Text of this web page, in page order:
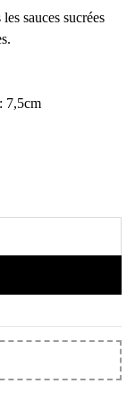
sauces sucrées
7,5cm